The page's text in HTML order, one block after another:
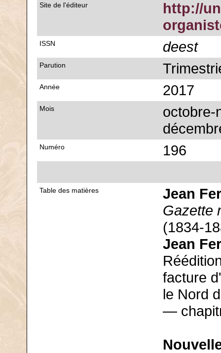
Site de l'éditeur
http://
ISSN deest
Parution
Année 2017
Mois
octobre-
Numéro 196
Table des matières
Jean
Gazette
(1834-
Jean
facture
le Nord
—